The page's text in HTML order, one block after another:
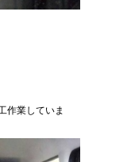
作業していま